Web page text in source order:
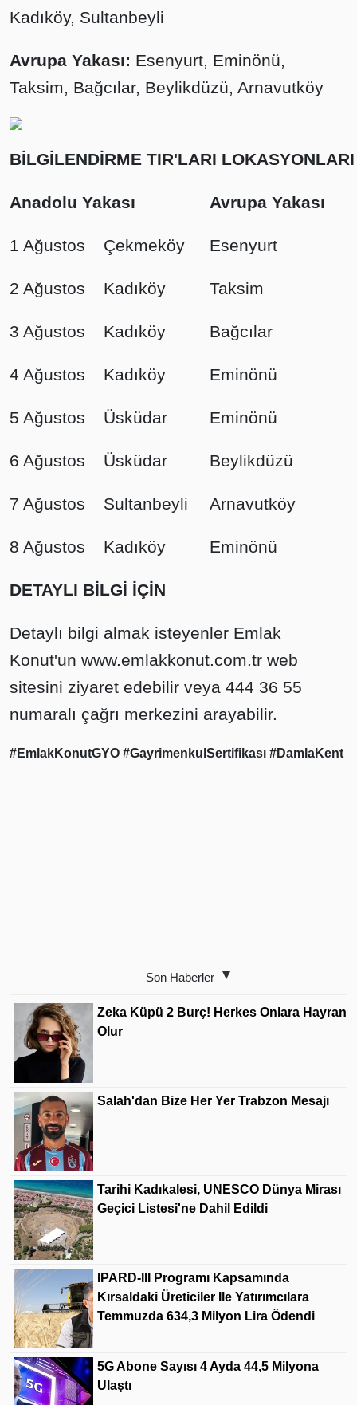
Kadıköy, Sultanbeyli
Avrupa Yakası: Esenyurt, Eminönü,
Taksim, Bağcılar, Beylikdüzü, Arnavutköy
BİLGİLENDİRME TIR'LARI LOKASYONLARI
Anadolu Yakası Avrupa Yakası
1 Ağustos Çekmeköy Esenyurt
2 Ağustos Kadıköy Taksim
3 Ağustos Kadıköy Bağcılar
4 Ağustos Kadıköy Eminönü
5 Ağustos Üsküdar Eminönü
6 Ağustos Üsküdar Beylikdüzü
7 Ağustos Sultanbeyli Arnavutköy
8 Ağustos Kadıköy Eminönü
DETAYLI BİLGİ İÇİN
Detaylı bilgi almak isteyenler Emlak
Konut'un www.emlakkonut.com.tr web
sitesini ziyaret edebilir veya 444 36 55
numaralı çağrı merkezini arayabilir.
#EmlakKonutGYO #GayrimenkulSertifikası #DamlaKent
Son Haberler
Zeka Küpü 2 Burç! Herkes Onlara Hayran
Olur
Salah'dan Bize Her Yer Trabzon Mesajı
Tarihi Kadıkalesi, UNESCO Dünya Mirası
Geçici Listesi'ne Dahil Edildi
IPARD-III Programı Kapsamında
Kırsaldaki Üreticiler Ile Yatırımcılara
Temmuzda 634,3 Milyon Lira Ödendi
5G Abone Sayısı 4 Ayda 44,5 Milyona
Ulaştı